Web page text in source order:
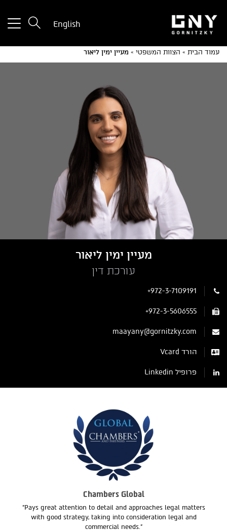
English
עמוד הבית » הצוות המשפטי » מעיין ימין ליאור
מעיין ימין ליאור
עורכת דין
+972-3-7109191
+972-3-5606555
maayany@gornitzky.com
הורד Vcard
פרופיל Linkedin
Chambers Global
"Pays great attention to detail and approaches legal matters
with good strategy, taking into consideration legal and
commercial needs."